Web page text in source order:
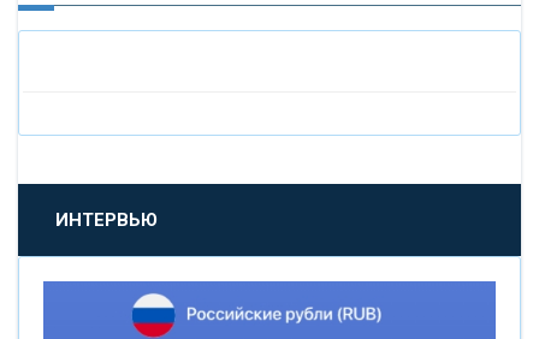
«БАНК САНКТ-ПЕТЕРБУРГ»
«ПРОМСВЯЗЬБАНК»
«НОВИКОМБАНК»
ИНТЕРВЬЮ